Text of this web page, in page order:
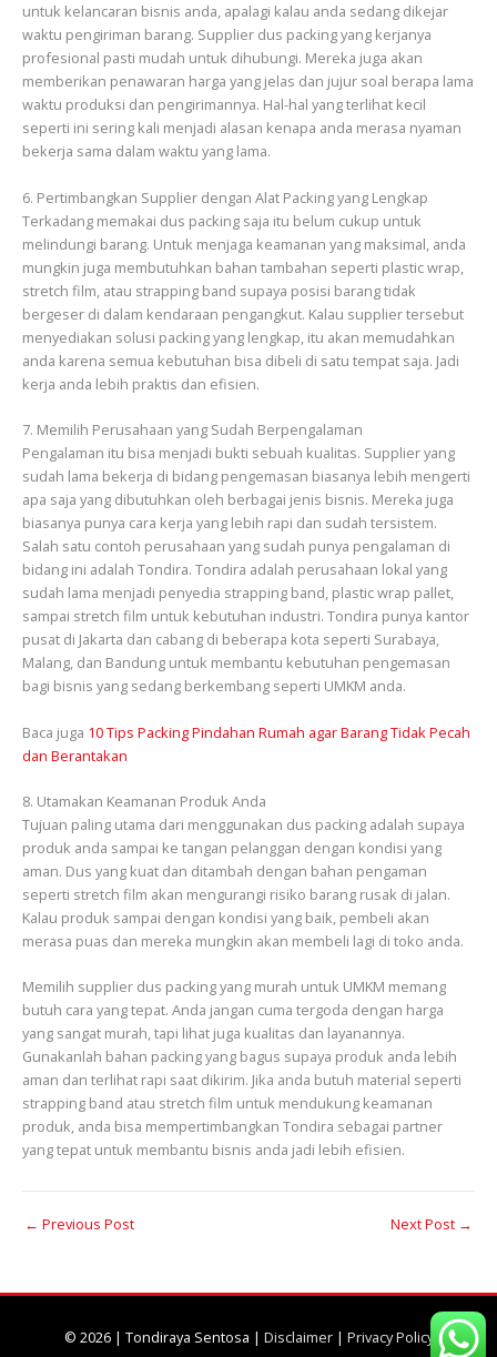
untuk kelancaran bisnis anda, apalagi kalau anda sedang dikejar
waktu pengiriman barang. Supplier dus packing yang kerjanya
profesional pasti mudah untuk dihubungi. Mereka juga akan
memberikan penawaran harga yang jelas dan jujur soal berapa lama
waktu produksi dan pengirimannya. Hal-hal yang terlihat kecil
seperti ini sering kali menjadi alasan kenapa anda merasa nyaman
bekerja sama dalam waktu yang lama.
6. Pertimbangkan Supplier dengan Alat Packing yang Lengkap
Terkadang memakai dus packing saja itu belum cukup untuk
melindungi barang. Untuk menjaga keamanan yang maksimal, anda
mungkin juga membutuhkan bahan tambahan seperti plastic wrap,
stretch film, atau strapping band supaya posisi barang tidak
bergeser di dalam kendaraan pengangkut. Kalau supplier tersebut
menyediakan solusi packing yang lengkap, itu akan memudahkan
anda karena semua kebutuhan bisa dibeli di satu tempat saja. Jadi
kerja anda lebih praktis dan efisien.
7. Memilih Perusahaan yang Sudah Berpengalaman
Pengalaman itu bisa menjadi bukti sebuah kualitas. Supplier yang
sudah lama bekerja di bidang pengemasan biasanya lebih mengerti
apa saja yang dibutuhkan oleh berbagai jenis bisnis. Mereka juga
biasanya punya cara kerja yang lebih rapi dan sudah tersistem.
Salah satu contoh perusahaan yang sudah punya pengalaman di
bidang ini adalah Tondira. Tondira adalah perusahaan lokal yang
sudah lama menjadi penyedia strapping band, plastic wrap pallet,
sampai stretch film untuk kebutuhan industri. Tondira punya kantor
pusat di Jakarta dan cabang di beberapa kota seperti Surabaya,
Malang, dan Bandung untuk membantu kebutuhan pengemasan
bagi bisnis yang sedang berkembang seperti UMKM anda.
Baca juga 10 Tips Packing Pindahan Rumah agar Barang Tidak Pecah
dan Berantakan
8. Utamakan Keamanan Produk Anda
Tujuan paling utama dari menggunakan dus packing adalah supaya
produk anda sampai ke tangan pelanggan dengan kondisi yang
aman. Dus yang kuat dan ditambah dengan bahan pengaman
seperti stretch film akan mengurangi risiko barang rusak di jalan.
Kalau produk sampai dengan kondisi yang baik, pembeli akan
merasa puas dan mereka mungkin akan membeli lagi di toko anda.
Memilih supplier dus packing yang murah untuk UMKM memang
butuh cara yang tepat. Anda jangan cuma tergoda dengan harga
yang sangat murah, tapi lihat juga kualitas dan layanannya.
Gunakanlah bahan packing yang bagus supaya produk anda lebih
aman dan terlihat rapi saat dikirim. Jika anda butuh material seperti
strapping band atau stretch film untuk mendukung keamanan
produk, anda bisa mempertimbangkan Tondira sebagai partner
yang tepat untuk membantu bisnis anda jadi lebih efisien.
← Previous Post Next Post →
© 2026 | Tondiraya Sentosa | Disclaimer| Privacy Policy